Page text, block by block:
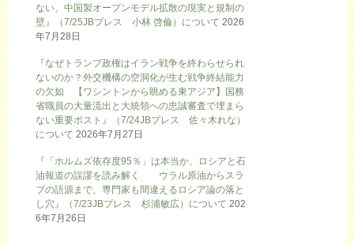
ない、中国製オープンモデル拡散の現実と規制の
壁』（7/25JBプレス 小林 啓倫）について 2026
年7月28日
『なぜトランプ政権はイラン戦争を終わらせられ
ないのか？外交機構の空洞化が生む戦争終結能力
の欠如 【ワシントンから眺める東アジア】国務
省職員の大量流出と大統領への忠誠審査で埋まら
ない重要ポスト』（7/24JBプレス 佐々木れな）
について 2026年7月27日
『「ホルムズ依存度95％」は本当か、ロシアと石
油報道の誤謬を読み解く ウラル原油からスラ
ブの語源まで、専門家も間違えるロシア論の落と
し穴』（7/23JBプレス 杉浦敏広）について 202
6年7月26日